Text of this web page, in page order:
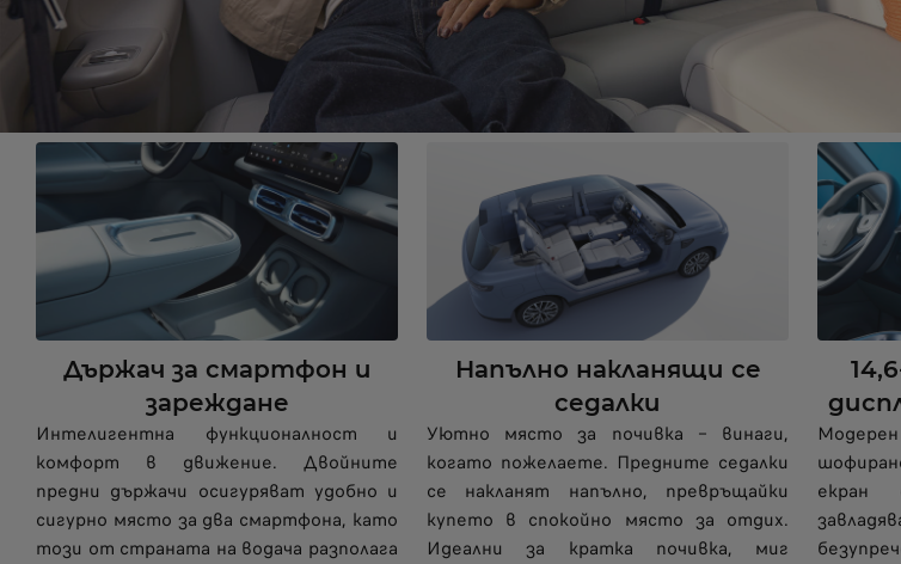
Държач за смартфон и
зареждане
Интелигентна функционалност и
комфорт в движение. Двойните
предни държачи осигуряват удобно и
сигурно място за два смартфона, като
този от страната на водача разполага
Напълно накланящи се
седалки
Уютно място за почивка – винаги,
когато пожелаете. Предните седалки
се накланят напълно, превръщайки
купето в спокойно място за отдих.
Идеални за кратка почивка, миг
екран